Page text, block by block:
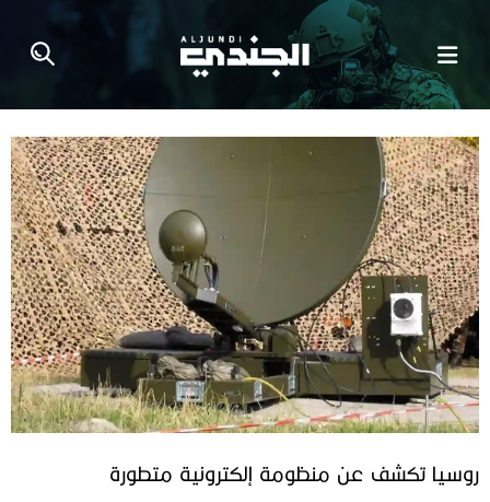
روسيا تكشف عن منظومة إلكترونية متطورة